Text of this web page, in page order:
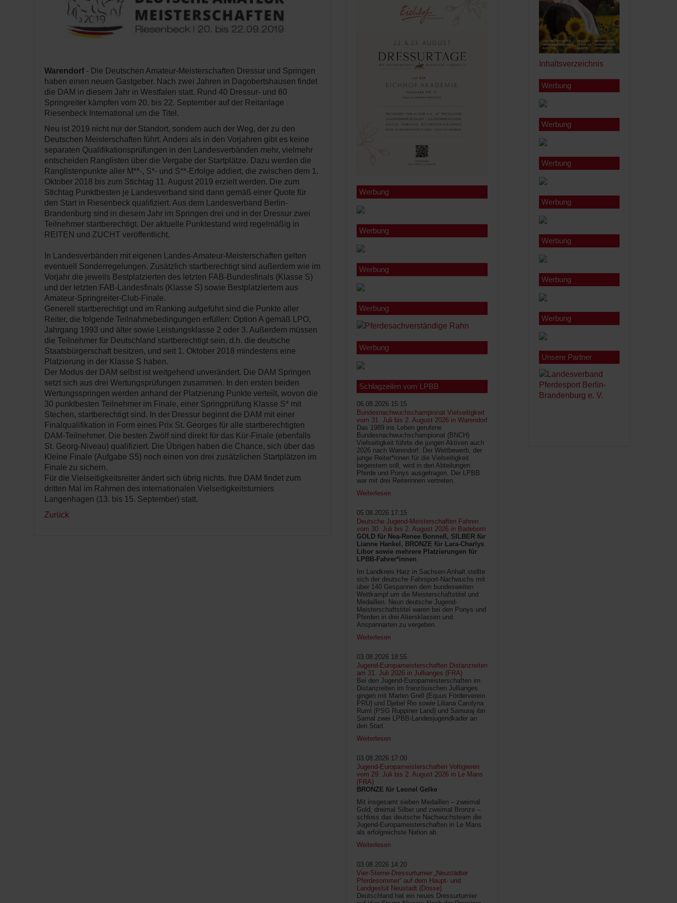
Warendorf - Die Deutschen Amateur-Meisterschaften Dressur und Springen
haben einen neuen Gastgeber. Nach zwei Jahren in Dagobertshausen findet
die DAM in diesem Jahr in Westfalen statt. Rund 40 Dressur- und 60
Springreiter kämpfen vom 20. bis 22. September auf der Reitanlage
Riesenbeck International um die Titel.
Neu ist 2019 nicht nur der Standort, sondern auch der Weg, der zu den
Deutschen Meisterschaften führt. Anders als in den Vorjahren gibt es keine
separaten Qualifikationsprüfungen in den Landesverbänden mehr, vielmehr
entscheiden Ranglisten über die Vergabe der Startplätze. Dazu werden die
Ranglistenpunkte aller M**-, S*- und S**-Erfolge addiert, die zwischen dem 1.
Oktober 2018 bis zum Stichtag 11. August 2019 erzielt werden. Die zum
Stichtag Punktbesten je Landesverband sind dann gemäß einer Quote für
den Start in Riesenbeck qualifiziert. Aus dem Landesverband Berlin-
Brandenburg sind in diesem Jahr im Springen drei und in der Dressur zwei
Teilnehmer startberechtigt. Der aktuelle Punktestand wird regelmäßig in
REITEN und ZUCHT veröffentlicht.
In Landesverbänden mit eigenen Landes-Amateur-Meisterschaften gelten
eventuell Sonderregelungen. Zusätzlich startberechtigt sind außerdem wie im
Vorjahr die jeweils Bestplatzierten des letzten FAB-Bundesfinals (Klasse S)
und der letzten FAB-Landesfinals (Klasse S) sowie Bestplatziertem aus
Amateur-Springreiter-Club-Finale.
Generell startberechtigt und im Ranking aufgeführt sind die Punkte aller
Reiter, die folgende Teilnahmebedingungen erfüllen: Option A gemäß LPO,
Jahrgang 1993 und älter sowie Leistungsklasse 2 oder 3. Außerdem müssen
die Teilnehmer für Deutschland startberechtigt sein, d.h. die deutsche
Staatsbürgerschaft besitzen, und seit 1. Oktober 2018 mindestens eine
Platzierung in der Klasse S haben.
Der Modus der DAM selbst ist weitgehend unverändert. Die DAM Springen
setzt sich aus drei Wertungsprüfungen zusammen. In den ersten beiden
Wertungsspringen werden anhand der Platzierung Punkte verteilt, wovon die
30 punktbesten Teilnehmer im Finale, einer Springprüfung Klasse S* mit
Stechen, startberechtigt sind. In der Dressur beginnt die DAM mit einer
Finalqualifikation in Form eines Prix St. Georges für alle startberechtigten
DAM-Teilnehmer. Die besten Zwölf sind direkt für das Kür-Finale (ebenfalls
St. Georg-Niveau) qualifiziert. Die Übrigen haben die Chance, sich über das
Kleine Finale (Aufgabe S5) noch einen von drei zusätzlichen Startplätzen im
Finale zu sichern.
Für die Vielseitigkeitsreiter ändert sich übrig nichts. Ihre DAM findet zum
dritten Mal im Rahmen des internationalen Vielseitigkeitsturniers
Langenhagen (13. bis 15. September) statt.
Zurück
Werbung
Werbung
Werbung
Werbung
Werbung
Schlagzeilen vom LPBB
06.08.2026 15:15
Bundesnachwuchschampionat Vielseitigkeit
vom 31. Juli bis 2. August 2026 in Warendorf
Das 1989 ins Leben gerufene
Bundesnachwuchschampionat (BNCH)
Vielseitigkeit führte die jungen Aktiven auch
2026 nach Warendorf. Der Wettbewerb, der
junge Reiter*innen für die Vielseitigkeit
begeistern soll, wird in den Abteilungen
Pferde und Ponys ausgetragen. Der LPBB
war mit drei Reiterinnen vertreten.
Weiterlesen
05.08.2026 17:15
Deutsche Jugend-Meisterschaften Fahren
vom 30. Juli bis 2. August 2026 in Badeborn
GOLD für Nea-Renee Bonneß, SILBER für
Lianne Hankel, BRONZE für Lara-Charlys
Libor sowie mehrere Platzierungen für
LPBB-Fahrer*innen
Im Landkreis Harz in Sachsen-Anhalt stellte
sich der deutsche Fahrsport-Nachwuchs mit
über 140 Gespannen dem bundesweiten
Wettkampf um die Meisterschaftstitel und
Medaillen. Neun deutsche Jugend-
Meisterschaftstitel waren bei den Ponys und
Pferden in drei Altersklassen und
Anspannarten zu vergeben.
Weiterlesen
03.08.2026 18:55
Jugend-Europameisterschaften Distanzreiten
am 31. Juli 2026 in Jullianges (FRA)
Bei den Jugend-Europameisterschaften im
Distanzreiten im französischen Jullianges
gingen mit Marlen Grell (Equus Förderverein
PRU) und Djebel Rio sowie Liliana Carolyna
Ruml (PSG Ruppiner Land) und Samuraj ibn
Samal zwei LPBB-Landesjugendkader an
den Start.
Weiterlesen
03.08.2026 17:00
Jugend-Europameisterschaften Voltigieren
vom 29. Juli bis 2. August 2026 in Le Mans
(FRA)
BRONZE für Leonel Gelke
Mit insgesamt sieben Medaillen – zweimal
Gold, dreimal Silber und zweimal Bronze –
schloss das deutsche Nachwuchsteam die
Jugend-Europameisterschaften in Le Mans
als erfolgreichste Nation ab.
Weiterlesen
03.08.2026 14:20
Vier-Sterne-Dressurturnier „Neustädter
Pferdesommer“ auf dem Haupt- und
Landgestüt Neustadt (Dosse)
Deutschland hat ein neues Dressurturnier
Inhaltsverzeichnis
Werbung
Werbung
Werbung
Werbung
Werbung
Werbung
Werbung
Unsere Partner